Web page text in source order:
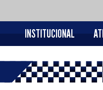
INSTITUCIONAL